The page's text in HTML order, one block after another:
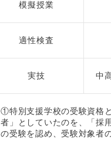
模擬授業
適性検査
実技 中
①特別支援学校の受験資格
者」としていたのを、「採
の受験を認め、受験対象者